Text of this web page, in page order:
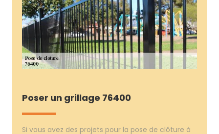
Poser un grillage 76400
Si vous avez des projets pour la pose de clôture à